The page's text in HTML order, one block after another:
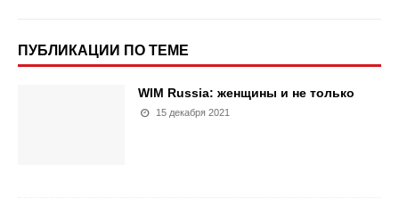
ПУБЛИКАЦИИ ПО ТЕМЕ
WIM Russia: женщины и не только
15 декабря 2021